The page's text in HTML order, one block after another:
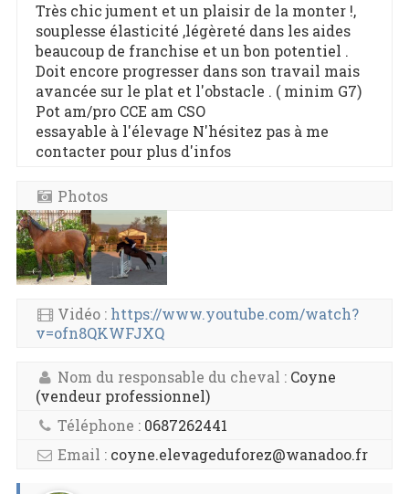
Très chic jument et un plaisir de la monter !,
souplesse élasticité ,légèreté dans les aides
beaucoup de franchise et un bon potentiel .
Doit encore progresser dans son travail mais
avancée sur le plat et l'obstacle . ( minim G7)
Pot am/pro CCE am CSO
essayable à l'élevage N'hésitez pas à me
contacter pour plus d'infos
Photos
Vidéo : https://www.youtube.com/watch?
v=ofn8QKWFJXQ
Nom du responsable du cheval : Coyne
(vendeur professionnel)
Téléphone : 0687262441
Email : coyne.elevageduforez@wanadoo.fr